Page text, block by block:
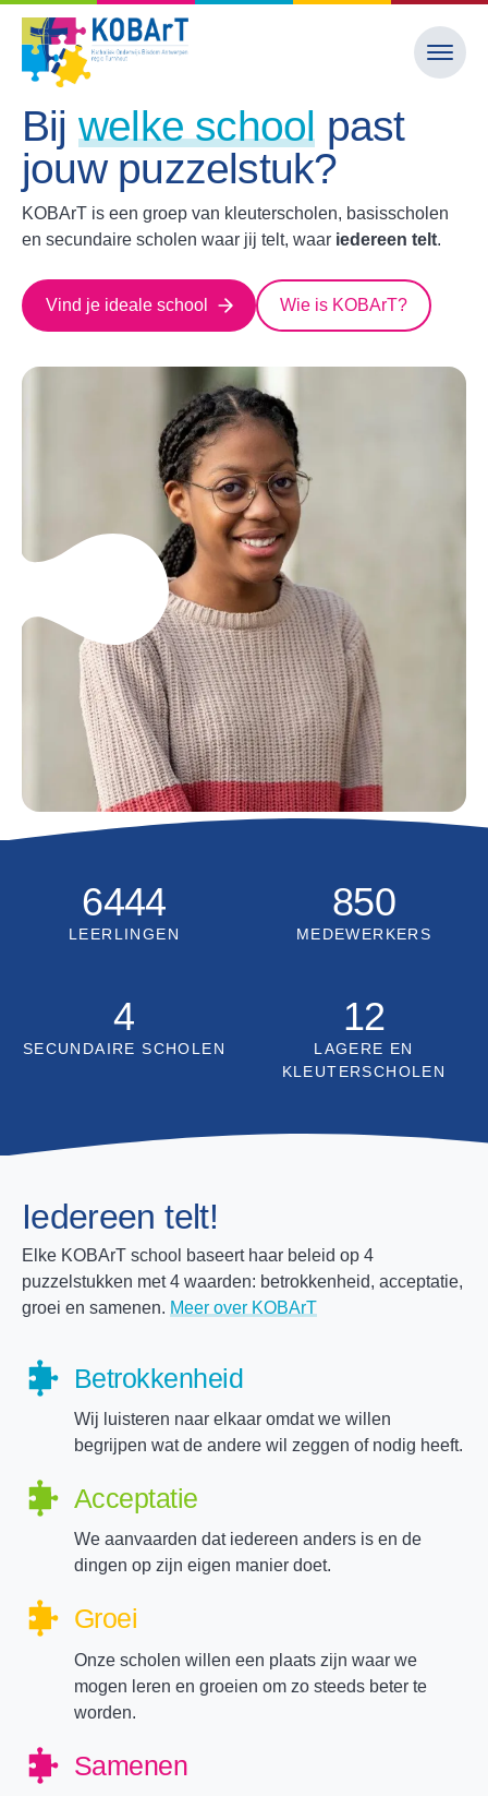
Bij welke school past
jouw puzzelstuk?
KOBArT is een groep van kleuterscholen, basisscholen
en secundaire scholen waar jij telt, waar iedereen telt.
Vind je ideale school Wie is KOBArT?
6444
LEERLINGEN
850
MEDEWERKERS
4
SECUNDAIRE SCHOLEN
12
LAGERE EN
KLEUTERSCHOLEN
Iedereen telt!
Elke KOBArT school baseert haar beleid op 4
puzzelstukken met 4 waarden: betrokkenheid, acceptatie,
groei en samenen. Meer over KOBArT
Betrokkenheid
Wij luisteren naar elkaar omdat we willen
begrijpen wat de andere wil zeggen of nodig heeft.
Acceptatie
We aanvaarden dat iedereen anders is en de
dingen op zijn eigen manier doet.
Groei
Onze scholen willen een plaats zijn waar we
mogen leren en groeien om zo steeds beter te
worden.
Samenen